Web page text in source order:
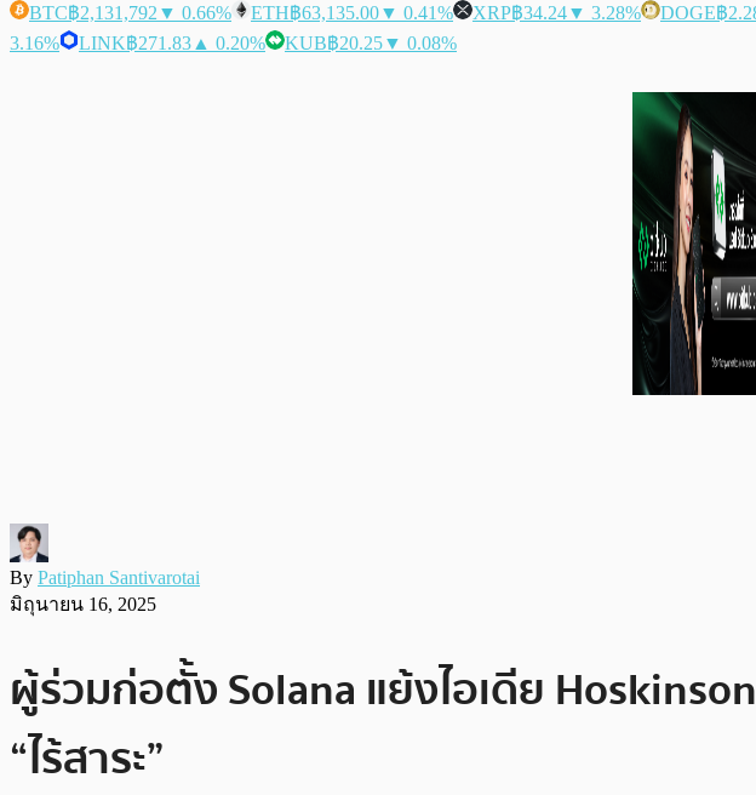
BTC฿2,131,792 ▼ 0.66% ETH฿63,135.00▼ 0.41% XRP฿34.24▼ 3.28% DOGE฿
3.16%
LINK฿271.83 ▲ 0.20% KUB฿20.25▼ 0.08%
By Patiphan Santivarotai
มิถุนายน 16, 2025
ผู้ร่วมก่อตั้ง Solana แย้งไอเดีย
“ไร้สาระ”